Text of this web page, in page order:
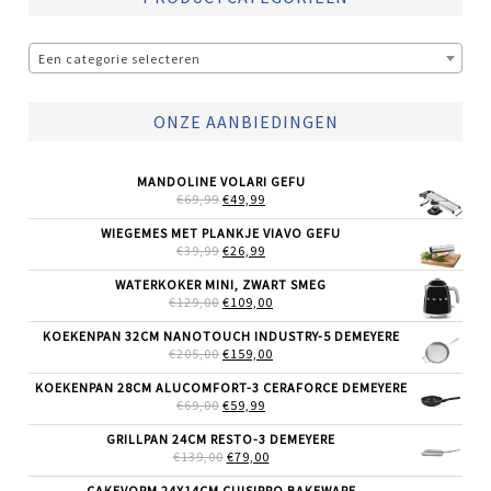
Een categorie selecteren
ONZE AANBIEDINGEN
MANDOLINE VOLARI GEFU
€69,99 OORSPRONKELIJKE
WAS:
€69,99.
€49,99
IS:
WIEGEMES MET PLANKJE VIAVO GEFU
€39,99 OORSPRONKELIJKE
WAS:
€39,99.
€26,99
IS:
€26,99.
WATERKOKER MINI, ZWART SMEG
€129,00 OORSPRONKELIJKE
WAS:
€129,00.
€109,00
IS:
KOEKENPAN 32CM NANOTOUCH INDUSTRY-5 DEMEYERE
€205,00 OORSPRONKELIJKE
WAS:
€205,00.
€159,00
IS:
KOEKENPAN 28CM ALUCOMFORT-3 CERAFORCE DEMEYERE
€69,00 OORSPRONKELIJKE
WAS:
€69,00.
€59,99
IS:
€59,99.
GRILLPAN 24CM RESTO-3 DEMEYERE
€139,00 OORSPRONKELIJKE
WAS:
€79,00HUIDIGE
IS: